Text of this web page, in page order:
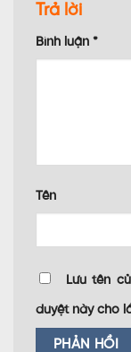
Trả lời
Bình luận *
Tên
Lưu tên
duyệt này cho